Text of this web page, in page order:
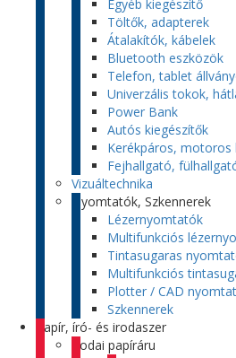
Egyéb kiegészítő
Töltők, adapterek
Átalakítók, kábelek
Bluetooth eszközök
Telefon, tablet
Univerzális tokok,
Power Bank
Autós kiegészítők
Kerékpáros, motoros
Fejhallgató,
Vizuáltechnika
Nyomtatók, Szkennerek
Lézernyomtatók
Multifunkciós
Tintasugaras
Multifunkciós
Plotter / CAD
Szkennerek
Papír, író- és irodaszer
Irodai papíráru